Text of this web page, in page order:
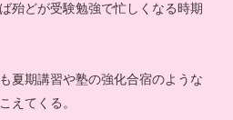
殆どが受験勉強で忙しくなる時期
夏期講習や塾の強化合宿のような
えてくる。